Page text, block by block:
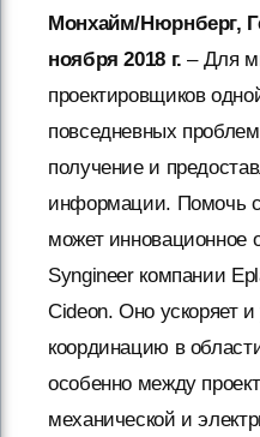
Монхайм/Нюрнберг,
ноября 2018 г. – Для
проектировщиков
повседневных
получение и
информации. Помочь
может инновационное
Syngineer компании
Cideon. Оно ускоряет
координацию в
особенно между
механической и